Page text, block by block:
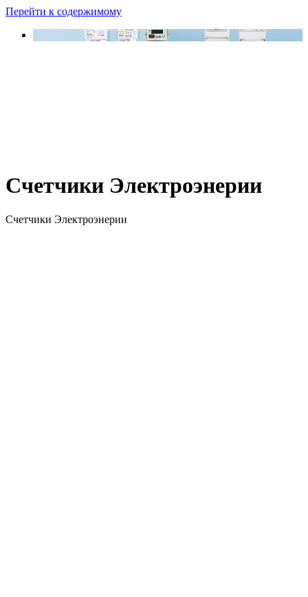
Перейти к содержимому
Счетчики Электроэнерии
Счетчики Электроэнерии